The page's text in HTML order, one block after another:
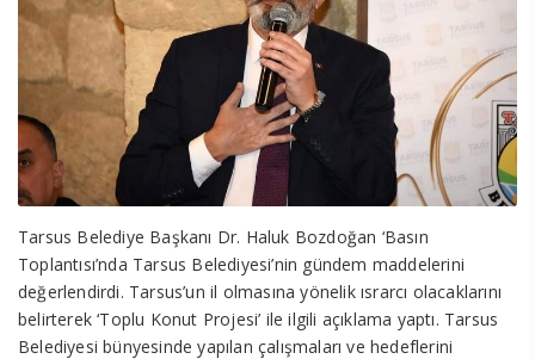
Tarsus Belediye Başkanı Dr. Haluk Bozdoğan ‘Basın
Toplantısı’nda Tarsus Belediyesi’nin gündem maddelerini
değerlendirdi. Tarsus’un il olmasına yönelik ısrarcı olacaklarını
belirterek ‘Toplu Konut Projesi’ ile ilgili açıklama yaptı. Tarsus
Belediyesi bünyesinde yapılan çalışmaları ve hedeflerini